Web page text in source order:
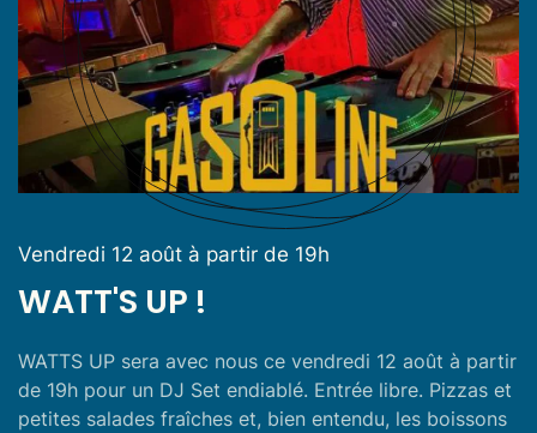
Vendredi 12 août à partir de 19h
WATT'S UP !
WATTS UP sera avec nous ce vendredi 12 août à partir
de 19h pour un DJ Set endiablé. Entrée libre. Pizzas et
petites salades fraîches et, bien entendu, les boissons